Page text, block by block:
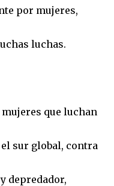
por mujeres,
luchas.
que luchan
sur global, contra
depredador,